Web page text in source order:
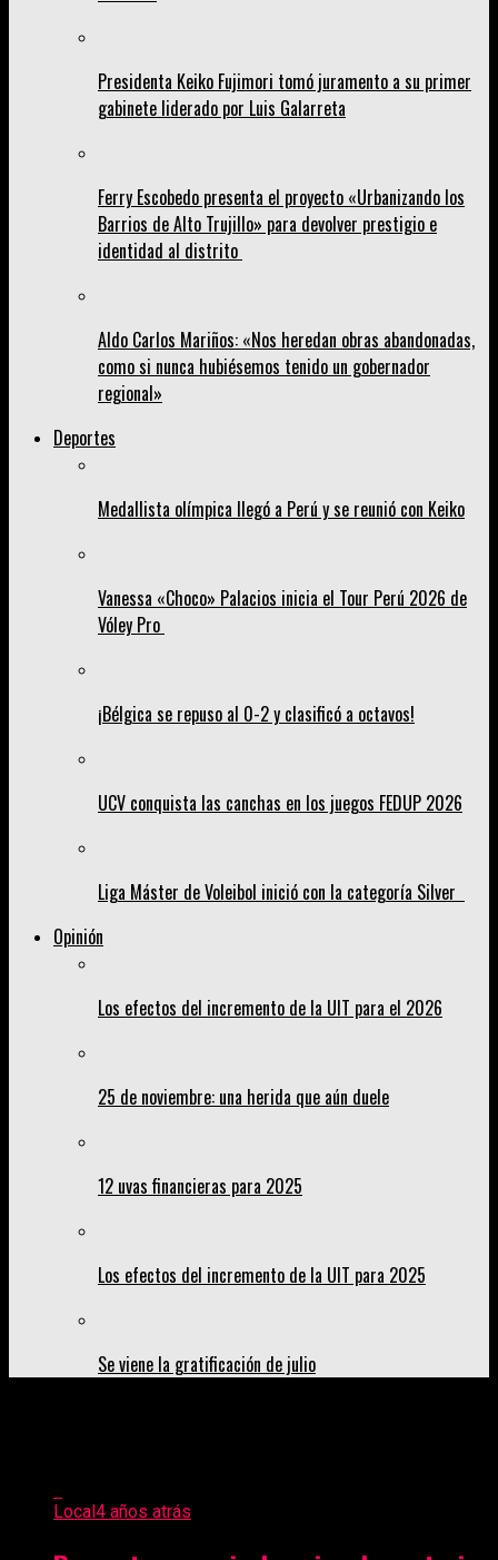
Presidenta Keiko Fujimori tomó juramento a su primer
gabinete liderado por Luis Galarreta
Ferry Escobedo presenta el proyecto «Urbanizando los
Barrios de Alto Trujillo» para devolver prestigio e
identidad al distrito
Aldo Carlos Mariños: «Nos heredan obras abandonadas,
como si nunca hubiésemos tenido un gobernador
regional»
Deportes
Medallista olímpica llegó a Perú y se reunió con Keiko
Vanessa «Choco» Palacios inicia el Tour Perú 2026 de
Vóley Pro
¡Bélgica se repuso al 0-2 y clasificó a octavos!
UCV conquista las canchas en los juegos FEDUP 2026
Liga Máster de Voleibol inició con la categoría Silver
Opinión
Los efectos del incremento de la UIT para el 2026
25 de noviembre: una herida que aún duele
12 uvas financieras para 2025
Los efectos del incremento de la UIT para 2025
Se viene la gratificación de julio
Local4 años atrás